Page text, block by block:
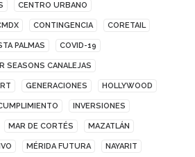
CENTRO URBANO
CONTINGENCIA CORETAIL
PALMAS COVID-19
SEASONS CANALEJAS
GENERACIONES HOLLYWOOD
INVERSIONES
MAR DE CORTÉS MAZATLÁN
MÉRIDA FUTURA NAYARIT